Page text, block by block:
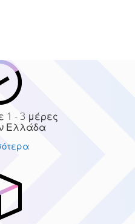
1 - 3 μέρες
Ελλάδα